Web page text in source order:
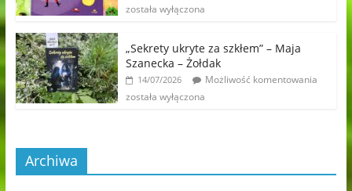
została wyłączona
„Sekrety ukryte za szkłem” – Maja
Szanecka – Żołdak
14/07/2026
Możliwość komentowania
została wyłączona
Archiwa